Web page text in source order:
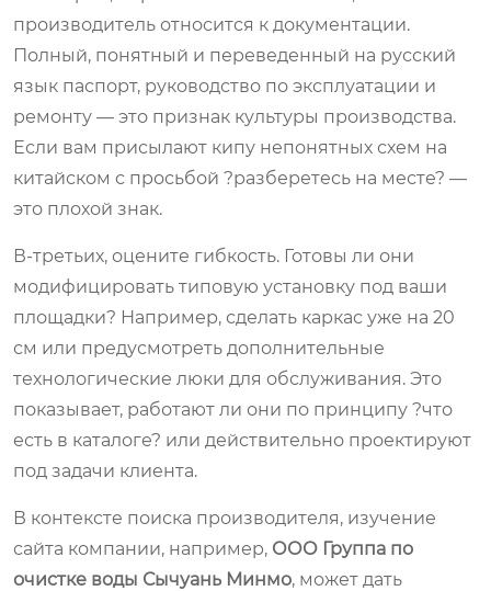
производитель относится к документации.
Полный, понятный и переведенный на русский
язык паспорт, руководство по эксплуатации и
ремонту — это признак культуры производства.
Если вам присылают кипу непонятных схем на
китайском с просьбой ?разберетесь на месте? —
это плохой знак.
В-третьих, оцените гибкость. Готовы ли они
модифицировать типовую установку под ваши
площадки? Например, сделать каркас уже на 20
см или предусмотреть дополнительные
технологические люки для обслуживания. Это
показывает, работают ли они по принципу ?что
есть в каталоге? или действительно проектируют
под задачи клиента.
В контексте поиска производителя, изучение
сайта компании, например, ООО Группа по
очистке воды Сычуань Минмо, может дать